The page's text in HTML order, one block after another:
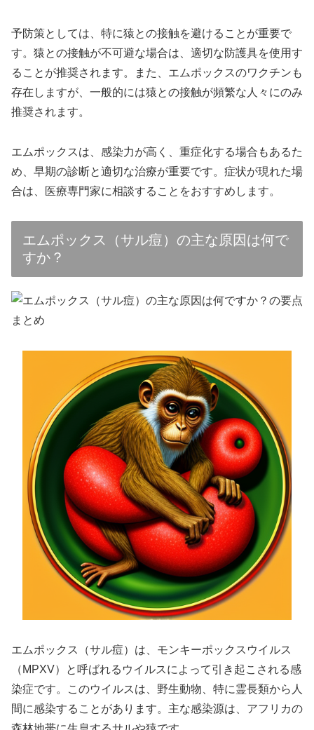
予防策としては、特に猿との接触を避けることが重要で
す。猿との接触が不可避な場合は、適切な防護具を使用す
ることが推奨されます。また、エムポックスのワクチンも
存在しますが、一般的には猿との接触が頻繁な人々にのみ
推奨されます。
エムポックスは、感染力が高く、重症化する場合もあるた
め、早期の診断と適切な治療が重要です。症状が現れた場
合は、医療専門家に相談することをおすすめします。
エムポックス（サル痘）の主な原因は何で
すか？
エムポックス（サル痘）は、モンキーポックスウイルス
（MPXV）と呼ばれるウイルスによって引き起こされる感
染症です。このウイルスは、野生動物、特に霊長類から人
間に感染することがあります。主な感染源は、アフリカの